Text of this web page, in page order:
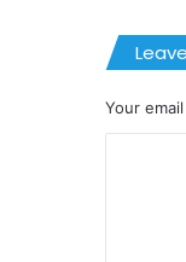
Your